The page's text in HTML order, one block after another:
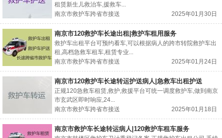
租赁新生儿救治车,援救车...
南京市救护车跨省市接送
2025年01月30日
南京市120救护车长途出租|救护车租用服务
救护车出租平台可预约看车,可以根据病人的跨市转院救护车出
租,高档急救车租车,租赁专业...
南京市救护车跨省市接送
2025年01月24日
南京市120救护车长途转运护送病人|急救车出租护送
正规120急救车租赁,救护,救援平台可统一调度救护车,做到南京
市玄武区即时响应,24...
南京市救护车跨省市接送
2025年01月18日
南京市救护车长途转运病人|120救护车租车服务